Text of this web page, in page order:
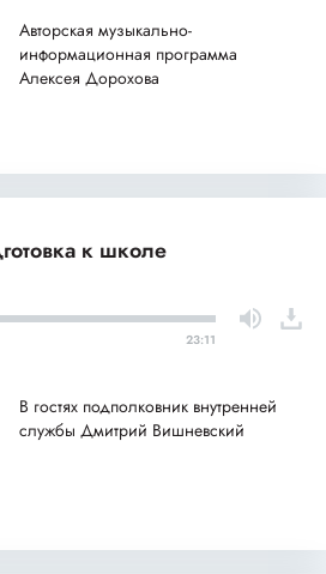
Авторская музыкально-
информационная программа
Алексея Дорохова
к школе
23:11
В гостях подполковник внутренней
службы Дмитрий Вишневский